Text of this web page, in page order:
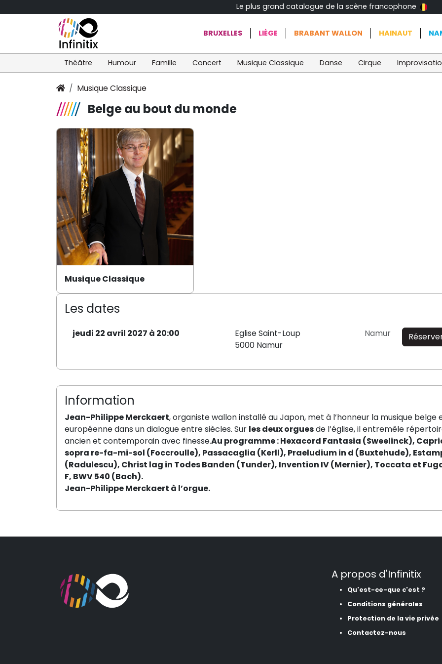
Le plus grand catalogue de la scène francophone
BRUXELLES LIÈGE BRABANT WALLON HAINAUT
Théâtre Humour Famille Concert Musique Classique Danse Cirque
Musique Classique
Belge au bout du monde
Les dates
jeudi 22 avril 2027 à 20:00
Eglise Saint-Loup
5000 Namur
Namur
Information
Jean-Philippe Merckaert, organiste wallon installé au Japon, met à l’honneur la musique belge
européenne dans un dialogue entre siècles. Sur les deux orguesde l’église, il entremêle
ancien et contemporain avec finesse.Au programme : Hexacord Fantasia (Sweelinck),
sopra re-fa-mi-sol (Foccroulle), Passacaglia (Kerll), Praeludium in d (Buxtehude),
(Radulescu), Christ lag in Todes Banden (Tunder), Invention IV (Mernier), Toccata et
F, BWV 540 (Bach).
Jean-Philippe Merckaert à l’orgue.
Musique Classique
A propos d'Infinitix
Qu'est-ce-que c'est ?
Conditions générales
Protection de la vie privée
Contactez-nous